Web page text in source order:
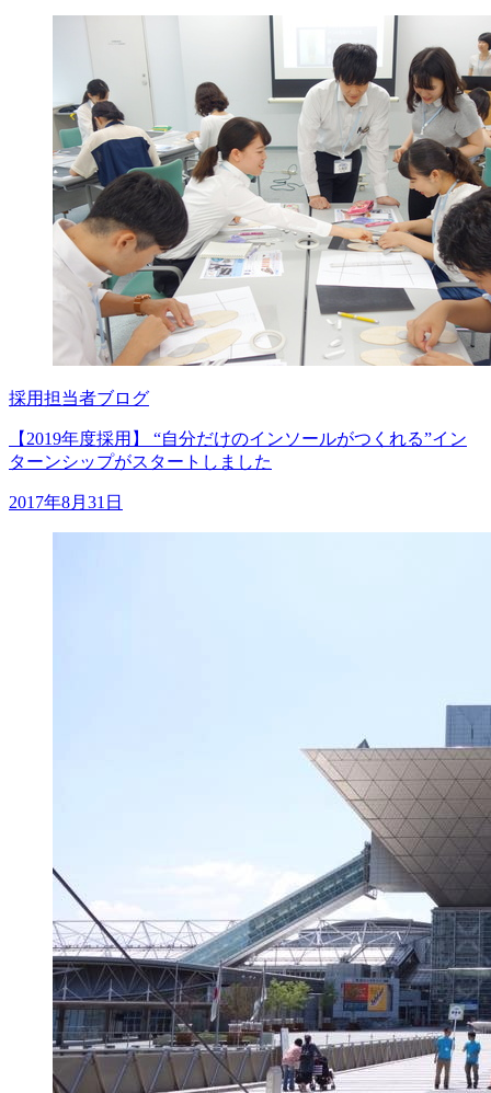
採用担当者ブログ
【2019年度採用】 “自分だけのインソールがつくれる”イン
ターンシップがスタートしました
2017年8月31日